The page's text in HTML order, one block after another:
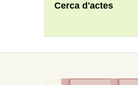
Cerca d'actes